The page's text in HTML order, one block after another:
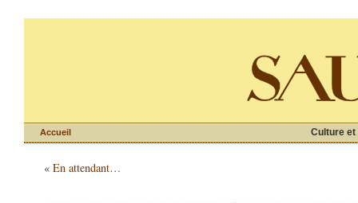
Culture et
Accueil
« En attendant…